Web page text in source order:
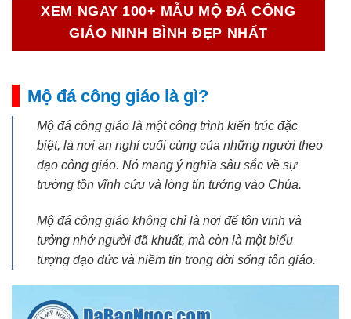
XEM NGAY 100+ MẪU MỘ ĐÁ CÔNG
GIÁO NINH BÌNH ĐẸP NHẤT
Mộ đá công giáo là gì?
Mộ đá công giáo là một công trình kiến trúc đặc
biệt, là nơi an nghỉ cuối cùng của những người theo
đạo công giáo. Nó mang ý nghĩa sâu sắc về sự
trường tồn vĩnh cửu và lòng tin tưởng vào Chúa.
Mộ đá công giáo không chỉ là nơi để tôn vinh và
tưởng nhớ người đã khuất, mà còn là một biểu
tượng đạo đức và niềm tin trong đời sống tôn giáo.